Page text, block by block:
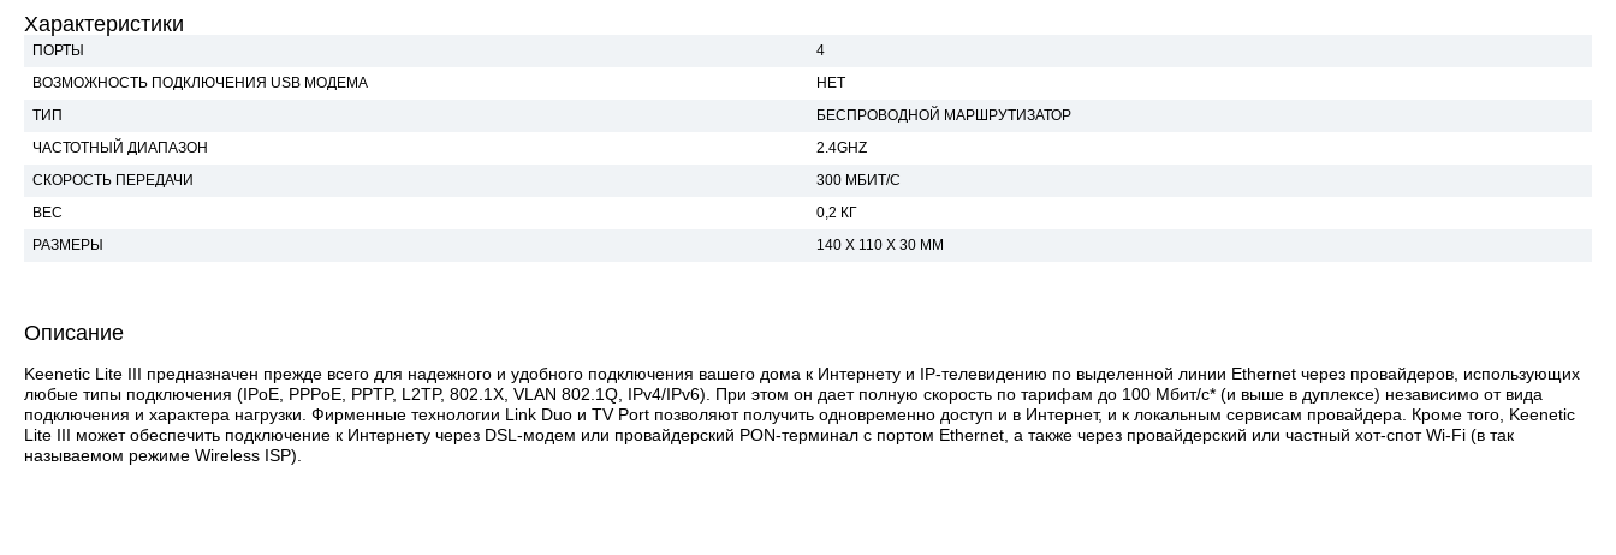
Характеристики
ПОРТЫ
4
ВОЗМОЖНОСТЬ ПОДКЛЮЧЕНИЯ USB МОДЕМА
НЕТ
ТИП
БЕСПРОВОДНОЙ МАРШРУТИЗАТОР
ЧАСТОТНЫЙ ДИАПАЗОН
2.4GHZ
СКОРОCТЬ ПЕРЕДАЧИ
300 МБИТ/С
ВЕС
0,2 КГ
РАЗМЕРЫ
140 Х 110 Х 30 ММ
Описание
Keenetic Lite III предназначен прежде всего для надежного и удобного подключения вашего дома к Интернету и IP-телевидению по выделенной линии Ethernet через провайдеров, использующих
любые типы подключения (IPoE, PPPoE, PPTP, L2TP, 802.1X, VLAN 802.1Q, IPv4/IPv6). При этом он дает полную скорость по тарифам до 100 Мбит/с* (и выше в дуплексе) независимо от вида
подключения и характера нагрузки. Фирменные технологии Link Duo и TV Port позволяют получить одновременно доступ и в Интернет, и к локальным сервисам провайдера. Кроме того, Keenetic
Lite III может обеспечить подключение к Интернету через DSL-модем или провайдерский PON-терминал с портом Ethernet, а также через провайдерский или частный хот-спот Wi-Fi (в так
называемом режиме Wireless ISP).